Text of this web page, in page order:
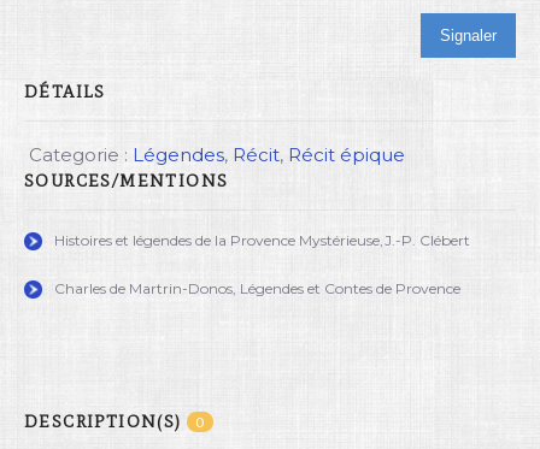
Signaler
DÉTAILS
Categorie : Légendes, Récit, Récit épique
SOURCES/MENTIONS
Histoires et légendes de la Provence Mystérieuse,J.-P. Clébert
Charles de Martrin-Donos, Légendes et Contes de Provence
DESCRIPTION(S) 0